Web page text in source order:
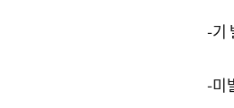
-기
-미